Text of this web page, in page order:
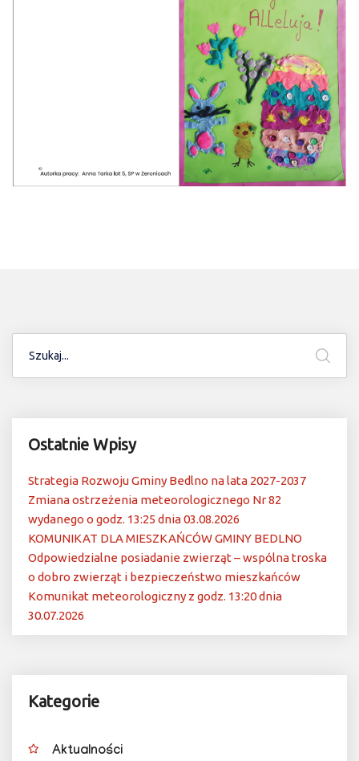
Ostatnie Wpisy
Strategia Rozwoju Gminy Bedlno na lata 2027-2037
Zmiana ostrzeżenia meteorologicznego Nr 82
wydanego o godz. 13:25 dnia 03.08.2026
KOMUNIKAT DLA MIESZKAŃCÓW GMINY BEDLNO
Odpowiedzialne posiadanie zwierząt – wspólna troska
o dobro zwierząt i bezpieczeństwo mieszkańców
Komunikat meteorologiczny z godz. 13:20 dnia
30.07.2026
Kategorie
Aktualności